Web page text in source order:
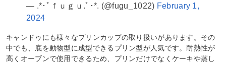
— .*･ﾟｆｕｇｕ.ﾟ･*. (@fugu_1022) February 1,
2024
キャンドゥにも様々なプリンカップの取り扱いがあります。その
中でも、底を動物型に成型できるプリン型が人気です。耐熱性が
高くオーブンで使用できるため、プリンだけでなくケーキや蒸し